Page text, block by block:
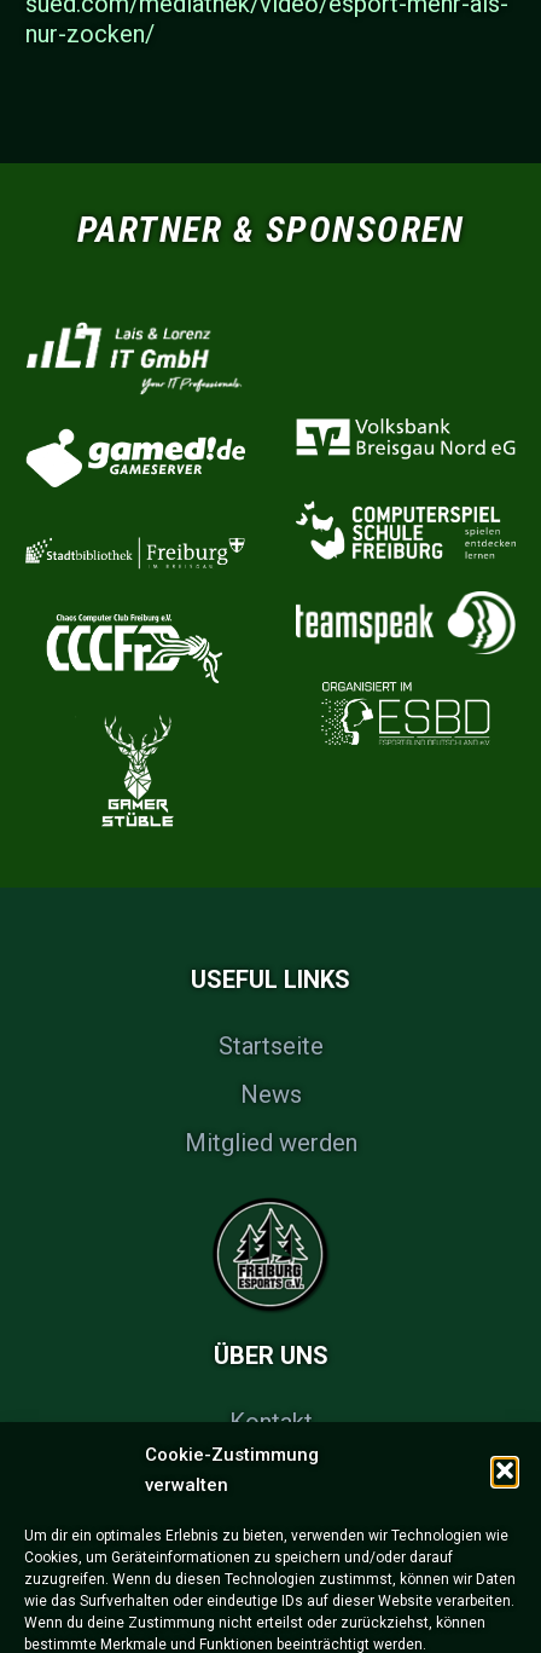
Cookie-Zustimmung
verwalten
Um dir ein optimales Erlebnis zu bieten, verwenden wir Technologien wie
Cookies, um Geräteinformationen zu speichern und/oder darauf
zuzugreifen. Wenn du diesen Technologien zustimmst, können wir Daten
wie das Surfverhalten oder eindeutige IDs auf dieser Website verarbeiten.
Wenn du deine Zustimmung nicht erteilst oder zurückziehst, können
bestimmte Merkmale und Funktionen beeinträchtigt werden.
nur-zocken/
PARTNER & SPONSOREN
USEFUL LINKS
Startseite
News
Mitglied werden
ÜBER UNS
Kontakt
FAQs
Impressum
Datenschutzerklärung